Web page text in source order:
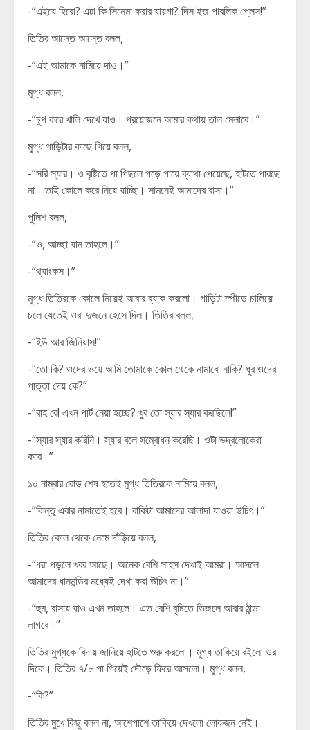
-“এইযে হিরো? এটা কি সিনেমা করার যায়গা? দিস ইজ পাবলিক প্লেস!”
তিতির আস্তে আস্তে বলল,
-“এই আমাকে নামিয়ে দাও।”
মুগ্ধ বলল,
-“চুপ করে খালি দেখে যাও। প্রয়োজনে আমার কথায় তাল মেলাবে।”
মুগ্ধ গাড়িটার কাছে গিয়ে বলল,
-“সরি স্যার। ও বৃষ্টিতে পা পিছলে পড়ে পায়ে ব্যাথা পেয়েছে, হাটতে পারছে
না। তাই কোলে করে নিয়ে যাচ্ছি। সামনেই আমাদের বাসা।”
পুলিশ বলল,
-“ও, আচ্ছা যান তাহলে।”
-“থ্যাংকস।”
মুগ্ধ তিতিরকে কোলে নিয়েই আবার ব্যাক করলো। গাড়িটা স্পীডে চালিয়ে
চলে যেতেই ওরা দুজনে হেসে দিল। তিতির বলল,
-“ইউ আর জিনিয়াস!”
-“তো কি? ওদের ভয়ে আমি তোমাকে কোল থেকে নামাবো নাকি? ধুর ওদের
পাত্তা দেয় কে?”
-“বাহ রে! এখন পার্ট নেয়া হচ্ছে? খুব তো স্যার স্যার করছিলে!”
-“স্যার স্যার করিনি। স্যার বলে সম্বোধন করেছি। ওটা ভদ্রলোকেরা
করে।”
১০ নাম্বার রোড শেষ হতেই মুগ্ধ তিতিরকে নামিয়ে বলল,
-“কিন্তু এবার নামাতেই হবে। বাকিটা আমাদের আলাদা যাওয়া উচিৎ।”
তিতির কোল থেকে নেমে দাঁড়িয়ে বলল,
-“ধরা পড়লে খবর আছে। অনেক বেশি সাহস দেখাই আমরা। আসলে
আমাদের ধানমন্ডির মধ্যেই দেখা করা উচিৎ না।”
-“হুম, বাসায় যাও এখন তাহলে। এত বেশি বৃষ্টিতে ভিজলে আবার ঠান্ডা
লাগবে।”
তিতির মুগ্ধকে বিদায় জানিয়ে হাটতে শুরু করলো। মুগ্ধ তাকিয়ে রইলো ওর
দিকে। তিতির ৭/৮ পা গিয়েই দৌড়ে ফিরে আসলো। মুগ্ধ বলল,
-“কি?”
তিতির মুখে কিছু বলল না, আশেপাশে তাকিয়ে দেখলো লোকজন নেই।